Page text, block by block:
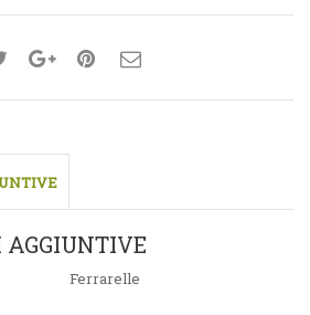
Ferrarelle